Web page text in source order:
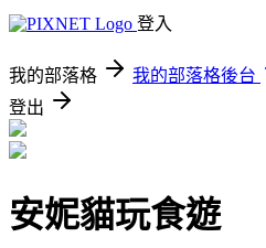
登入
我的部落格 我的部落格後台
登出
安妮貓玩食遊